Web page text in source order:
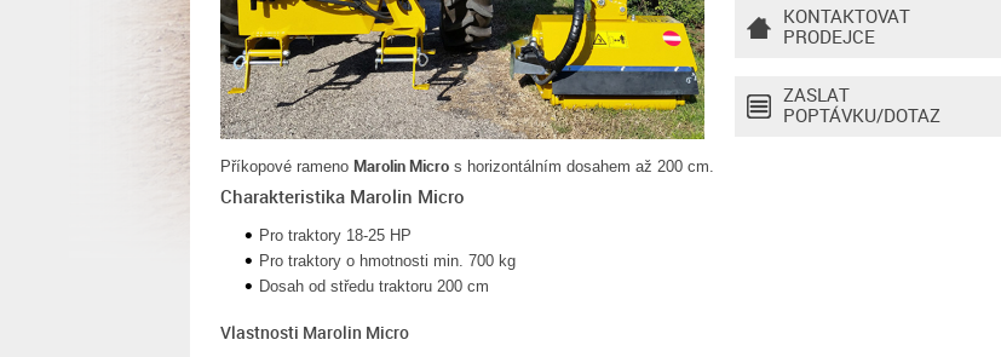
KONTAKTOVAT
PRODEJCE
ZASLAT
POPTÁVKU/DOTAZ
Příkopové rameno Marolin Micro s horizontálním dosahem až 200 cm.
Charakteristika Marolin Micro
Pro traktory 18-25 HP
Pro traktory o hmotnosti min. 700 kg
Dosah od středu traktoru 200 cm
Vlastnosti Marolin Micro